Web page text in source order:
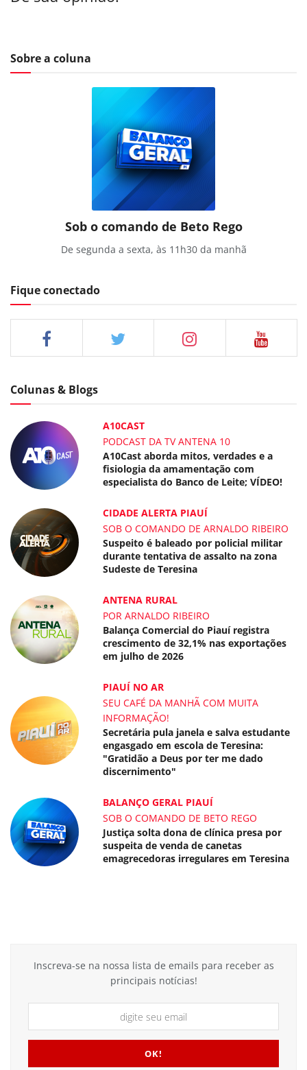
Sobre a coluna
Sob o comando de Beto Rego
De segunda a sexta, às 11h30 da manhã
Fique conectado
Colunas & Blogs
A10CAST
PODCAST DA TV ANTENA 10
A10Cast aborda mitos, verdades e a
fisiologia da amamentação com
especialista do Banco de Leite; VÍDEO!
CIDADE ALERTA PIAUÍ
SOB O COMANDO DE ARNALDO RIBEIRO
Suspeito é baleado por policial militar
durante tentativa de assalto na zona
Sudeste de Teresina
ANTENA RURAL
POR ARNALDO RIBEIRO
Balança Comercial do Piauí registra
crescimento de 32,1% nas exportações
em julho de 2026
PIAUÍ NO AR
SEU CAFÉ DA MANHÃ COM MUITA
INFORMAÇÃO!
Secretária pula janela e salva estudante
engasgado em escola de Teresina:
"Gratidão a Deus por ter me dado
discernimento"
BALANÇO GERAL PIAUÍ
SOB O COMANDO DE BETO REGO
Justiça solta dona de clínica presa por
suspeita de venda de canetas
emagrecedoras irregulares em Teresina
Inscreva-se na nossa lista de emails para receber as
principais notícias!